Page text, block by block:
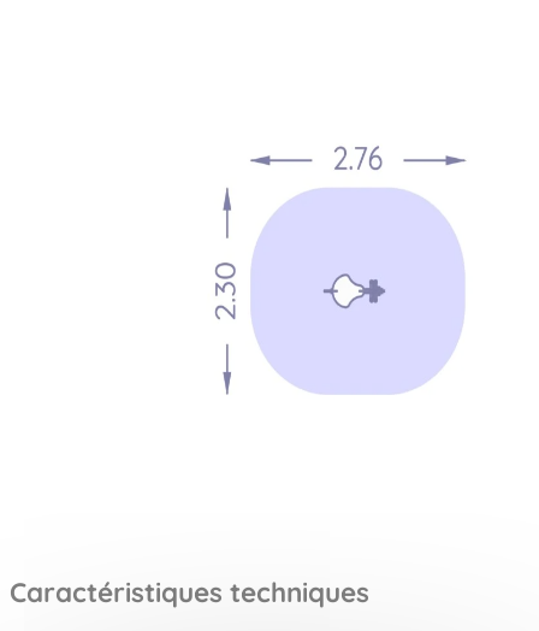
Caractéristiques techniques